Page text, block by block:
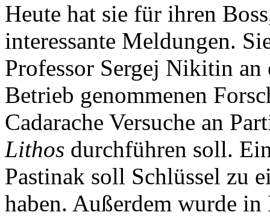
Heute hat sie für ihren
interessante Meldungen.
Professor Sergej Nikitin
Betrieb genommenen
Cadarache Versuche an
Lithos durchführen soll.
Pastinak soll Schlüssel zu
haben. Außerdem wurde